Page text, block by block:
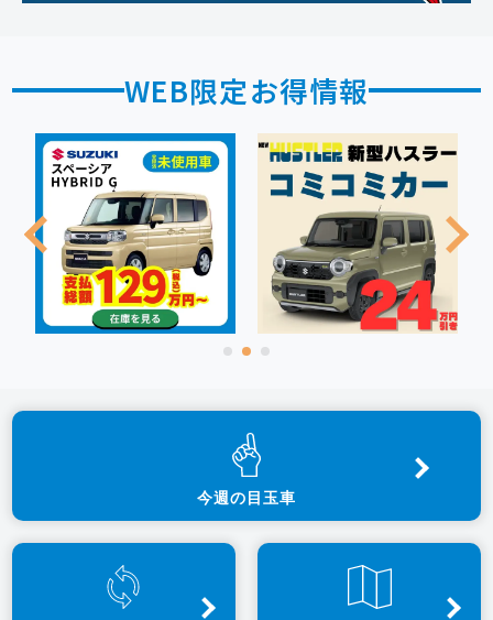
WEB限定お得情報
今週の目玉車